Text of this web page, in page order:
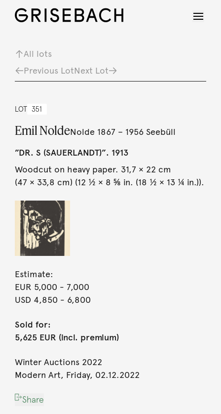
All lots
Previous LotNext Lot
LOT 351
Emil NoldeNolde 1867 – 1956 Seebüll
”DR. S (SAUERLANDT)”. 1913
Woodcut on heavy paper. 31,7 × 22 cm
(47 × 33,8 cm) (12 ½ × 8 ⅝ in. (18 ½ × 13 ¼ in.)).
Estimate:
EUR 5,000 - 7,000
USD 4,850 - 6,800
Sold for:
5,625 EUR (incl. premium)
Winter Auctions 2022
Modern Art, Friday, 02.12.2022
Share